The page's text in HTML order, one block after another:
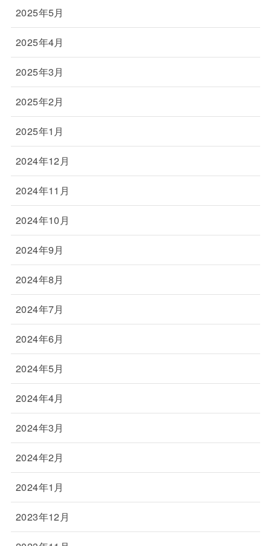
2025年5月
2025年4月
2025年3月
2025年2月
2025年1月
2024年12月
2024年11月
2024年10月
2024年9月
2024年8月
2024年7月
2024年6月
2024年5月
2024年4月
2024年3月
2024年2月
2024年1月
2023年12月